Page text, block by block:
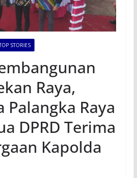
STORIES
Raya,
Palangka Raya
DPRD Terima
Kapolda